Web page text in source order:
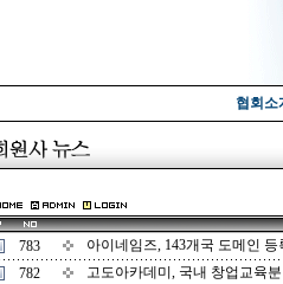
협회소
783
아이네임즈, 143개국 도메인 등
782
고도아카데미, 국내 창업교육